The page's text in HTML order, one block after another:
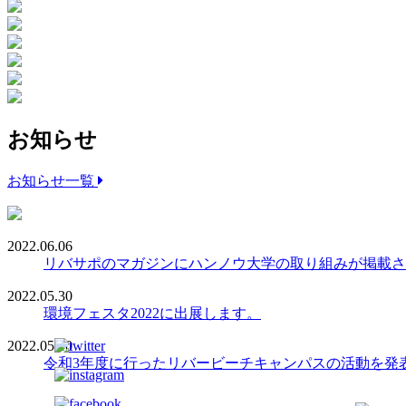
お知らせ
お知らせ一覧
2022.06.06
リバサポのマガジンにハンノウ大学の取り組みが掲載さ
2022.05.30
環境フェスタ2022に出展します。
2022.05.10
令和3年度に行ったリバービーチキャンパスの活動を発